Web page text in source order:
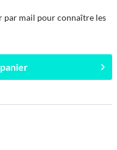
par mail pour connaître les
panier